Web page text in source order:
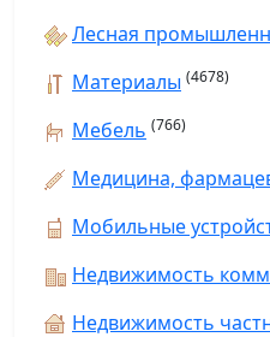
Лесная
Материалы (4678)
Мебель (766)
Медицина,
Мобильные
Недвижимость
Недвижимость